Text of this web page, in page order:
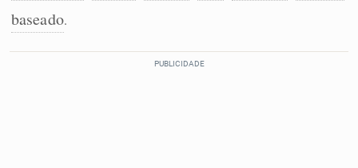
Sinônimos
baseado.